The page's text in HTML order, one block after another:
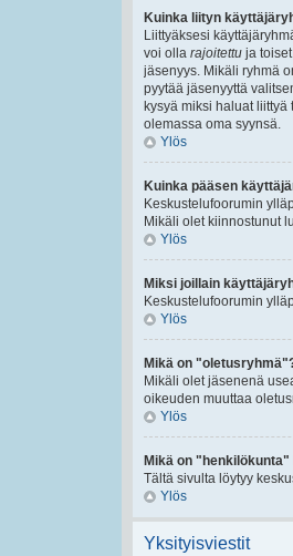
Kuinka liityn
Liittyäksesi
voi olla rajoitettu ja
jäsenyys. Mikäli ryhmä
pyytää jäsenyyttä
kysyä miksi haluat
olemassa oma syynsä.
Ylös
Kuinka pääsen
Keskustelufoorumin
Mikäli olet kiinnostunut
Ylös
Miksi joillain
Keskustelufoorumin
Ylös
Mikä on
Mikäli olet jäsenenä
oikeuden muuttaa
Ylös
Mikä on
Tältä sivulta löytyy
Ylös
Yksityisviestit